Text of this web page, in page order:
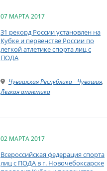
07 МАРТА 2017
31 рекорд России установлен на
Кубке и первенстве России по
легкой атлетике спорта лиц с
ПОДА
Чувашская Республика - Чувашия,
Легкая атлетика
02 МАРТА 2017
Всероссийская федерация спорта
лиц с ПОДА в г. Новочебоксарске